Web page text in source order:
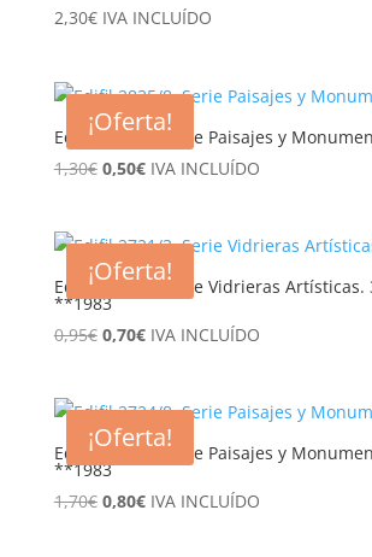
2,30€ IVA INCLUÍDO
¡Oferta!
Edifil 2835/8. Serie Paisajes y
1,30€ El
era:
1,30€.
0,50€El
es:
0,50€.
IVA INCLUÍDO
¡Oferta!
Edifil 2721/3. Serie Vidrieras Artísticas.
**1983
0,95€ El
era:
0,95€.
0,70€El
es:
0,70€.
IVA INCLUÍDO
¡Oferta!
Edifil 2724/8. Serie Paisajes y
**1983
1,70€ El
0,80€ElIVA INCLUÍDO